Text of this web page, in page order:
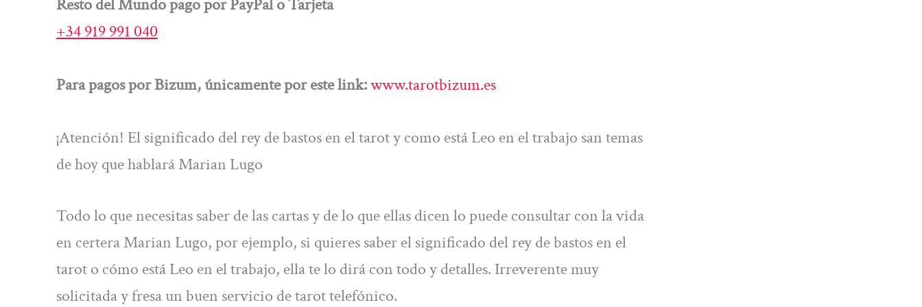
Resto del Mundo pago por PayPal o Tarjeta
+34 919 991 040
Para pagos por Bizum, únicamente por este link:www.tarotbizum.es
¡Atención! El significado del rey de bastos en el tarot y como está Leo en el trabajo san temas
de hoy que hablará Marian Lugo
Todo lo que necesitas saber de las cartas y de lo que ellas dicen lo puede consultar con la vida
en certera Marian Lugo, por ejemplo, si quieres saber el significado del rey de bastos en el
tarot o cómo está Leo en el trabajo, ella te lo dirá con todo y detalles. Irreverente muy
solicitada y fresa un buen servicio de tarot telefónico.